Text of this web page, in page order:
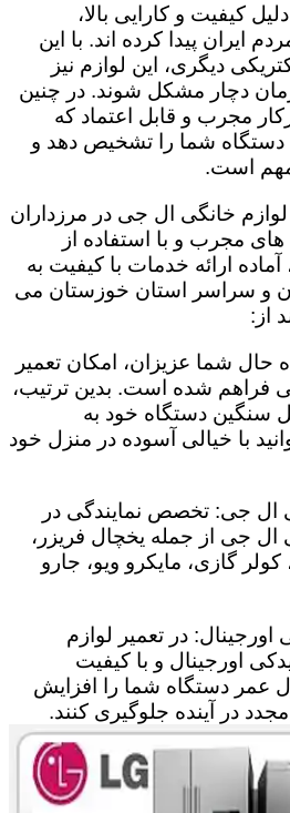
کیفیت و کارایی بالا،
ایران پیدا کرده اند. با این
دیگری، این لوازم نیز
دچار مشکل شوند. در چنین
مجرب و قابل اعتماد که
دستگاه شما را تشخیص دهد و
مهم است.
خانگی ال جی در مرزداران
مجرب و با استفاده از
ارائه خدمات با کیفیت به
و سراسر استان خوزستان می
از:
حال شما عزیزان، امکان تعمیر
فراهم شده است. بدین ترتیب،
سنگین دستگاه خود به
با خیالی آسوده در منزل خود
ال جی: تخصص نمایندگی در
ال جی از جمله یخچال فریزر،
گازی، مایکرو ویو، جارو
در تعمیر لوازم
اورجینال و با کیفیت
عمر دستگاه شما را افزایش
در آینده جلوگیری کنند.